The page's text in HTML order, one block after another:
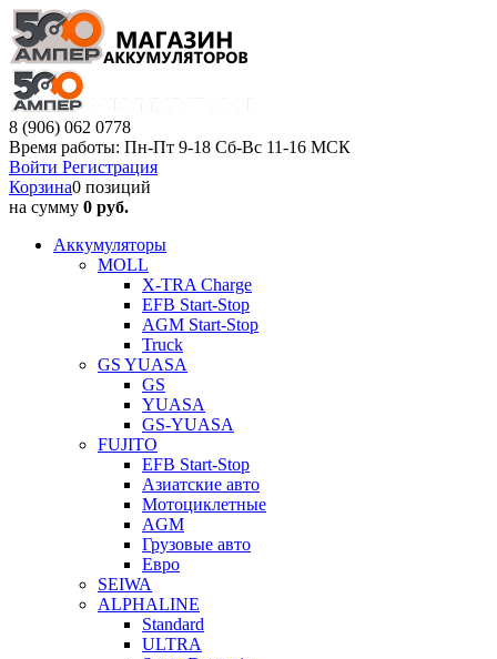
8 (906) 062 0778
Время работы: Пн-Пт 9-18 Сб-Вс 11-16 МСК
Войти Регистрация
Корзина0 позиций
на сумму 0 руб.
Аккумуляторы
MOLL
X-TRA Charge
EFB Start-Stop
AGM Start-Stop
Truck
GS YUASA
GS
YUASA
GS-YUASA
FUJITO
EFB Start-Stop
Азиатские авто
Мотоциклетные
AGM
Грузовые авто
Евро
SEIWA
ALPHALINE
Standard
ULTRA